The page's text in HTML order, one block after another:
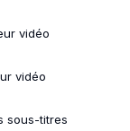
vidéo
vidéo
sous-titres